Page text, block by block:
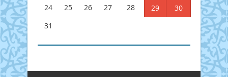
24
25 26 27 28 29
30
31